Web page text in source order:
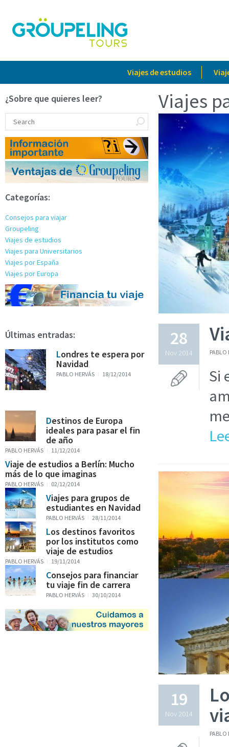
Viajes de estudios
Viajes
28
Nov 2014 PABLO
Si
19
Nov 2014
PABLO
¿Sobre que quieres leer?
Categorías:
Consejos para viajar
Groupeling
Viajes de estudios
Viajes para Universitarios
Viajes por España
Viajes por Europa
Últimas entradas:
Londres te espera por
Navidad
PABLO HERVÁS 18/12/2014
Destinos de Europa
ideales para pasar el fin
de año
PABLO HERVÁS 11/12/2014
Viaje de estudios a Berlín: Mucho
más de lo que imaginas
PABLO HERVÁS 02/12/2014
Viajes para grupos de
estudiantes en Navidad
PABLO HERVÁS 28/11/2014
Los destinos favoritos
por los institutos como
viaje de estudios
PABLO HERVÁS 19/11/2014
Consejos para financiar
tu viaje fin de carrera
PABLO HERVÁS 30/10/2014